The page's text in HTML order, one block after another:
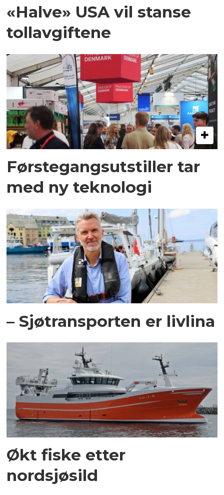
«Halve» USA vil stanse
tollavgiftene
Førstegangsutstiller tar
med ny teknologi
– Sjøtransporten er livlina
Økt fiske etter
nordsjøsild